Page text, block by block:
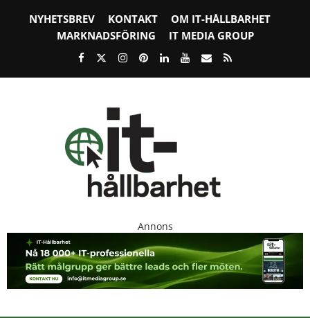
NYHETSBREV KONTAKT
OM IT-HÅLLBARHET
MARKNADSFÖRING
IT MEDIA GROUP
Annons